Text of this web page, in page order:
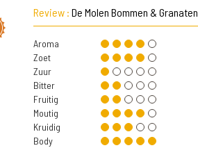
Review : De Molen Bommen & Granaten
Aroma
Zoet
Zuur
Bitter
Fruitig
Moutig
Kruidig
Body